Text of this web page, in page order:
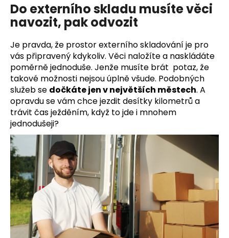
Do externího skladu musíte věci
navozit, pak odvozit
Je pravda, že prostor externího skladování je pro
vás připravený kdykoliv. Věci naložíte a naskládáte
poměrně jednoduše. Jenže musíte brát potaz, že
takové možnosti nejsou úplně všude. Podobných
služeb se dočkáte jen v největších městech. A
opravdu se vám chce jezdit desítky kilometrů a
trávit čas ježděním, když to jde i mnohem
jednodušeji?